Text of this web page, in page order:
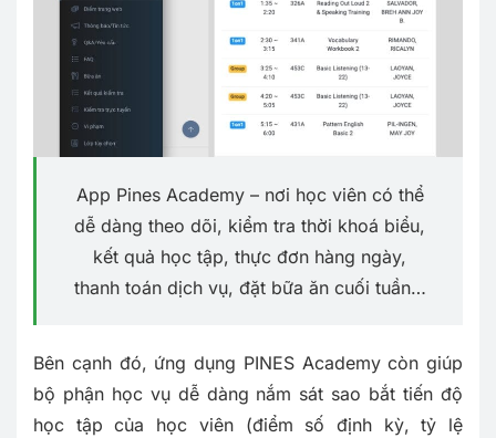
App Pines Academy – nơi học viên có thể
dễ dàng theo dõi, kiểm tra thời khoá biểu,
kết quả học tập, thực đơn hàng ngày,
thanh toán dịch vụ, đặt bữa ăn cuối tuần…
Bên cạnh đó, ứng dụng PINES Academy còn giúp
bộ phận học vụ dễ dàng nắm sát sao bắt tiến độ
học tập của học viên (điểm số định kỳ, tỷ lệ